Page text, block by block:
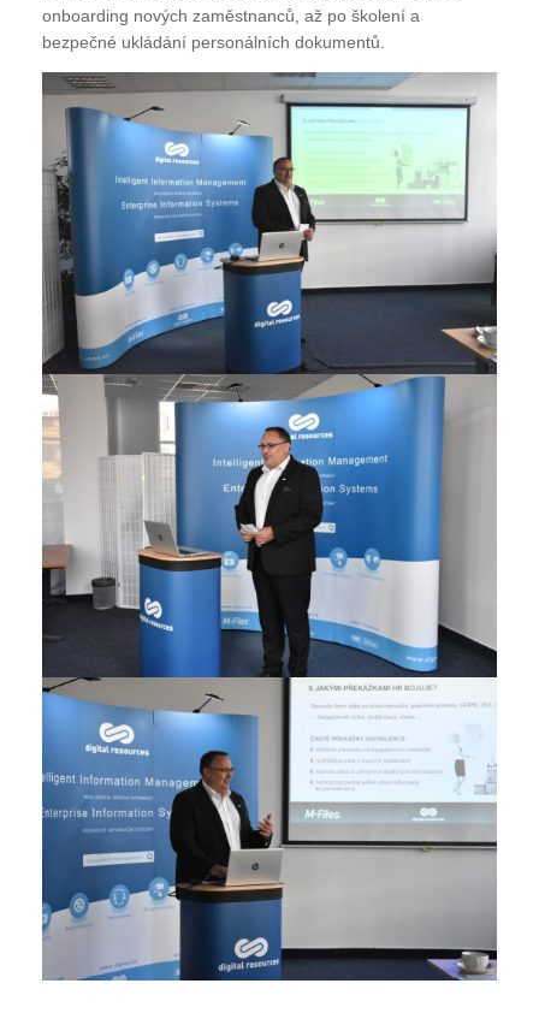
onboarding nových zaměstnanců, až po školení a
bezpečné ukládání personálních dokumentů.